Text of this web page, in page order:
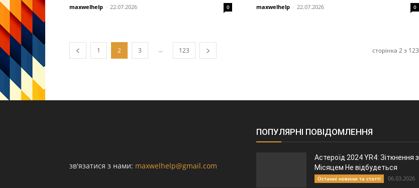
maxwelhelp - 22.07.2026 0 maxwelhelp - 22.07.2026 0
1 2 3 ... 123 сторінка 2 з 123
зв'язатися з нами: maxwelhelp@gmail.com
ПОПУЛЯРНІ ПОВІДОМЛЕННЯ
Астероїд 2024 YR4: Зіткнення з
Місяцем Не відбудеться
Останні новини та статті 06.03.2026